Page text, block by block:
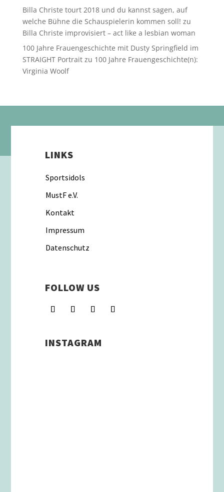
Billa Christe tourt 2018 und du kannst sagen, auf
welche Bühne die Schauspielerin kommen soll! zu
Billa Christe improvisiert – act like a lesbian woman
100 Jahre Frauengeschichte mit Dusty Springfield im
STRAIGHT Portraitzu 100 Jahre Frauengeschichte(n):
Virginia Woolf
LINKS
Sportsidols
MustF e.V.
Kontakt
Impressum
Datenschutz
FOLLOW US
INSTAGRAM